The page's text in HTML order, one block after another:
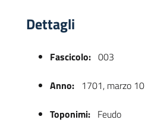
Dettagli
Fascicolo: 003
Anno: 1701, marzo 10
Toponimi: Feudo